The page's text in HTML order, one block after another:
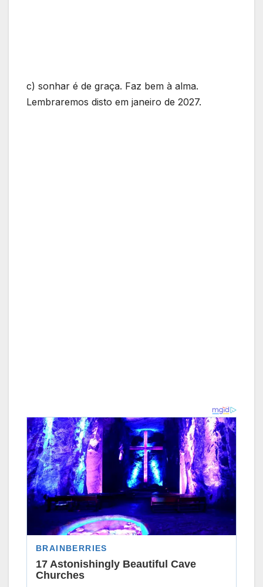
c) sonhar é de graça. Faz bem à alma.
Lembraremos disto em janeiro de 2027.